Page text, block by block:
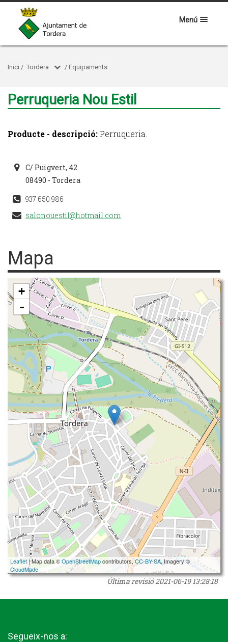
Menú
Inici / Tordera / Equipaments
Perruqueria Nou Estil
Producte - descripció:Perruqueria.
C/ Puigvert, 42
08490 - Tordera
937 650 986
salonouestil@hotmail.com
Mapa
+
-
Leaflet| Map data ©OpenStreetMapcontributors,CC-BY-SA, Imagery ©
CloudMade
Última revisió2021-06-19 13:28:18
Segueix-nos a: